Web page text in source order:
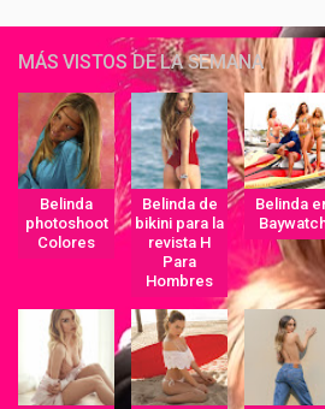
MÁS VISTOS DE LA SEMANA
Belinda
photoshoot
Colores
Belinda de
bikini para la
revista H
Para
Hombres
Belinda